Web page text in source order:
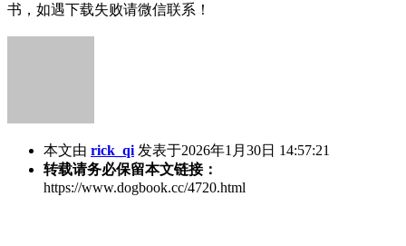
书，如遇下载失败请微信联系！
本文由 rick_qi 发表于2026年1月30日 14:57:21
转载请务必保留本文链接：
https://www.dogbook.cc/4720.html